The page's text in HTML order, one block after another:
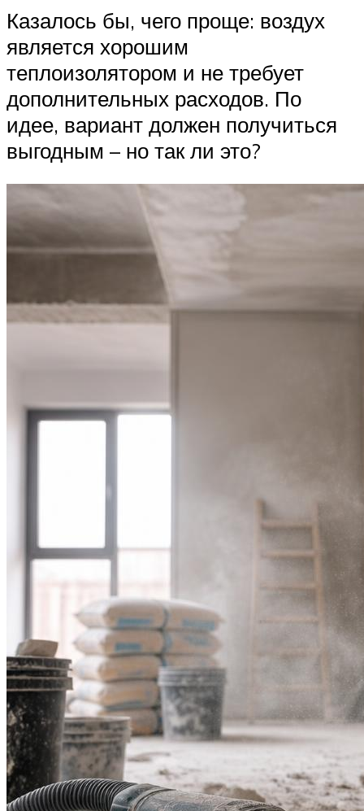
Казалось бы, чего проще: воздух
является хорошим
теплоизолятором и не требует
дополнительных расходов. По
идее, вариант должен получиться
выгодным – но так ли это?